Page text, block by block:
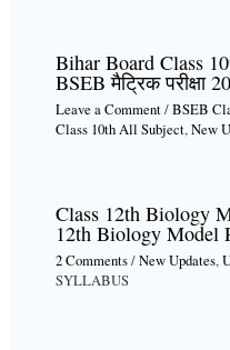
Bihar Board Class
BSEB मैट्रिक परीक्षा
Leave a Comment/BSEB
Class 10th All Subject,New
Class 12th Biology
12th Biology Model
2 Comments/New Updates,
SYLLABUS